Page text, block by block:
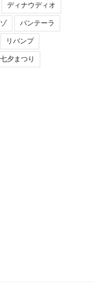
ディナウディオ
パンテーラ
リバンプ
七夕まつり